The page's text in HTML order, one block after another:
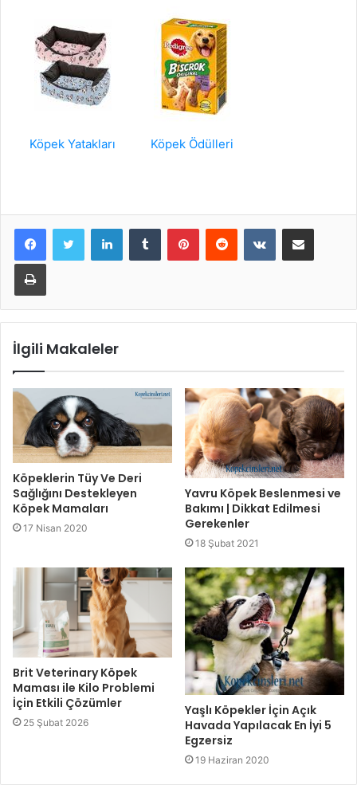
Köpek Yatakları Köpek Ödülleri
LinkedInTumblr PinterestReddit VKontakteE-Posta ile paylaş
Yazdır
İlgili Makaleler
Köpeklerin Tüy Ve Deri
Sağlığını Destekleyen
Köpek Mamaları
17 Nisan 2020
Yavru Köpek Beslenmesi ve
Bakımı | Dikkat Edilmesi
Gerekenler
18 Şubat 2021
Brit Veterinary Köpek
Maması ile Kilo Problemi
İçin Etkili Çözümler
25 Şubat 2026
Yaşlı Köpekler İçin Açık
Havada Yapılacak En İyi 5
Egzersiz
19 Haziran 2020